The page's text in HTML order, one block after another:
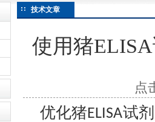
日全新活动价格暖心上线
技术文章
使用猪
点
优化猪ELISA试